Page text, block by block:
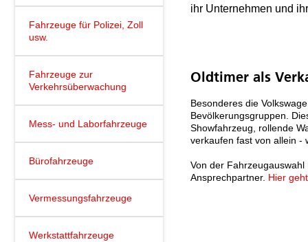
Fahrzeuge für Polizei, Zoll
usw.
Fahrzeuge zur
Verkehrsüberwachung
Mess- und Laborfahrzeuge
Bürofahrzeuge
Vermessungsfahrzeuge
Werkstattfahrzeuge
ihr Unternehmen und
Oldtimer als
Besonderes die
Bevölkerungsgruppen.
Showfahrzeug, rollende
verkaufen fast von allein -
Von der
Ansprechpartner. Hier